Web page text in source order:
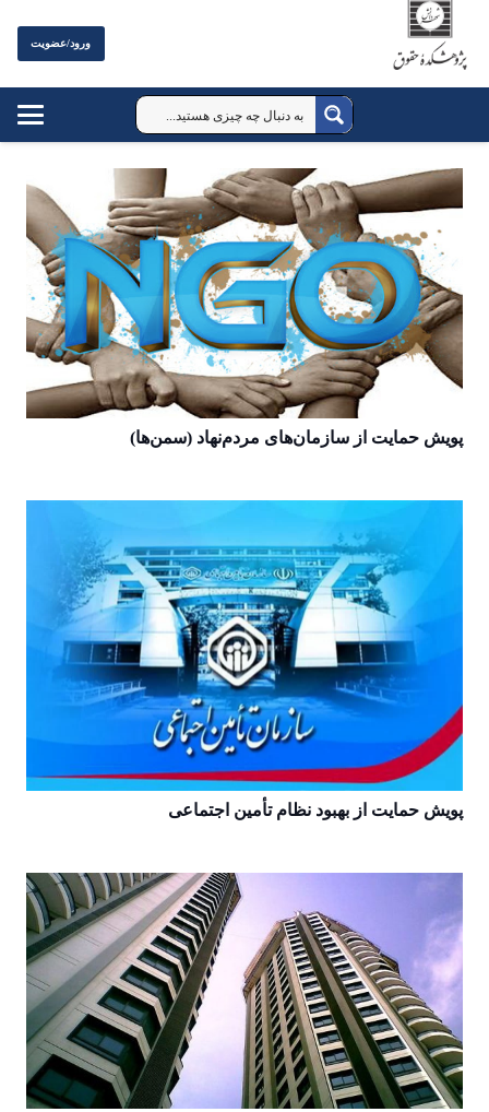
ورود/عضویت
پویش حمایت از سازمان‌های مردم‌نهاد (سمن‌ها)
پویش حمایت از بهبود نظام تأمین اجتماعی